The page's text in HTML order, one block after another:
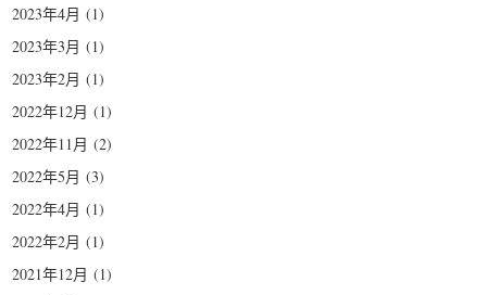
2023年4月 (1)
2023年3月 (1)
2023年2月 (1)
2022年12月 (1)
2022年11月 (2)
2022年5月 (3)
2022年4月 (1)
2022年2月 (1)
2021年12月 (1)